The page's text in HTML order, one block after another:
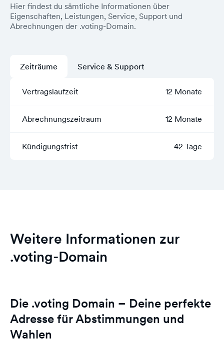
Hier findest du sämtliche Informationen über
Eigenschaften, Leistungen, Service, Support und
Abrechnungen der .voting-Domain.
Zeiträume
Vertragslaufzeit 12 Monate
Abrechnungszeitraum 12 Monate
Kündigungsfrist 42 Tage
Service & Support
Weitere Informationen zur
.voting-Domain
Die .voting Domain – Deine perfekte
Adresse für Abstimmungen und
Wahlen